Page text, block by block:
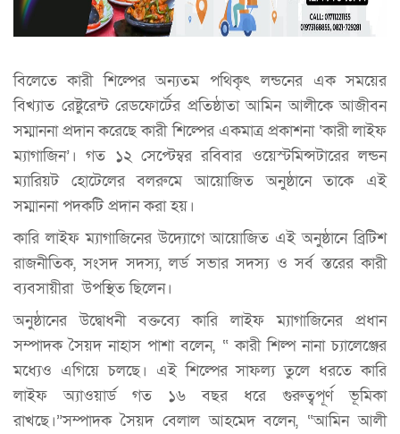
বিলেতে কারী শিল্পের অন্যতম পথিকৃৎ লন্ডনের এক সময়ের
বিখ্যাত রেষ্টুরেন্ট রেডফোর্টের প্রতিষ্ঠাতা আমিন আলীকে আজীবন
সম্মাননা প্রদান করেছে কারী শিল্পের একমাত্র প্রকাশনা ‘কারী লাইফ
ম‍্যাগাজিন’। গত ১২ সেপ্টেম্বর রবিবার ওয়েস্টমিন্সটারের লন্ডন
ম্যারিয়ট হোটেলের বলরুমে আয়োজিত অনুষ্ঠানে তাকে এই
সম্মাননা পদকটি প্রদান করা হয়।
কারি লাইফ ম্যাগাজিনের উদ্যোগে আয়োজিত এই অনুষ্ঠানে ব্রিটিশ
রাজনীতিক, সংসদ সদস্য, লর্ড সভার সদস্য ও সর্ব স্তরের কারী
ব্যবসায়ীরা উপস্থিত ছিলেন।
অনুষ্ঠানের উদ্বোধনী বক্তব্যে কারি লাইফ ম্যাগাজিনের প্রধান
সম্পাদক সৈয়দ নাহাস পাশা বলেন, “ কারী শিল্প নানা চ্যালেঞ্জের
মধ্যেও এগিয়ে চলছে। এই শিল্পের সাফল্য তুলে ধরতে কারি
লাইফ অ্যাওয়ার্ড গত ১৬ বছর ধরে গুরুত্বপূর্ণ ভূমিকা
রাখছে।”সম্পাদক সৈয়দ বেলাল আহমেদ বলেন, “আমিন আলী